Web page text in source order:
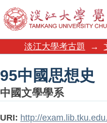
95中國思想史
淡江大學考古題 →
95中國思想史
中國文學學系
URI: http://